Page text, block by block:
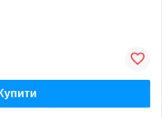
Купити